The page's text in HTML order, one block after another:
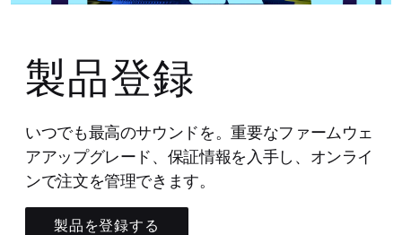
製品登録
いつでも最高のサウンドを。重要なファームウェ
アアップグレード、保証情報を入手し、オンライ
ンで注文を管理できます。
製品を登録する